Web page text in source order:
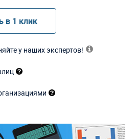
в 1 клик
у наших экспертов!